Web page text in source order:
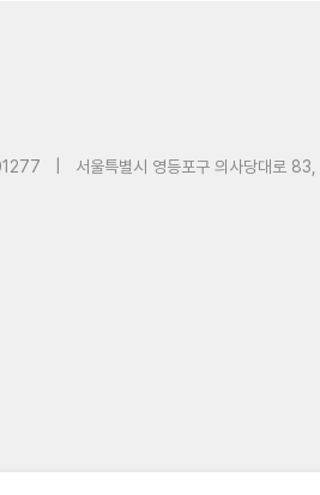
서울특별시 영등포구 의사당대로